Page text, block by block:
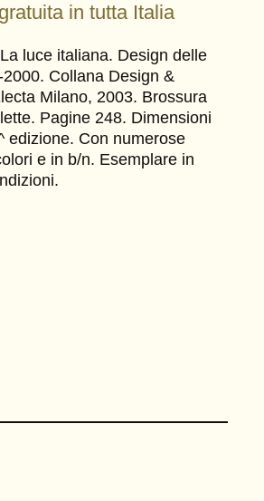
in tutta Italia
luce italiana. Design delle
Collana Design &
Milano, 2003. Brossura
Pagine 248. Dimensioni
edizione. Con numerose
e in b/n. Esemplare in